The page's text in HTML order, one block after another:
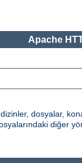
Apache
dosyalar,
diğer